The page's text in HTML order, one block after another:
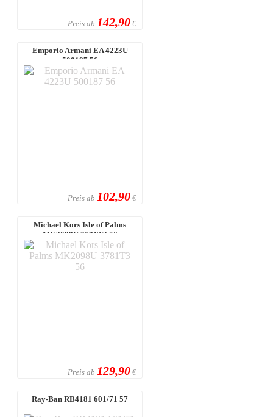
Preis ab 142,90 €
Emporio Armani EA 4223U
500187 56
Preis ab 102,90 €
Michael Kors Isle of Palms
MK2098U 3781T3 56
Preis ab 129,90 €
Ray-Ban RB4181 601/71 57